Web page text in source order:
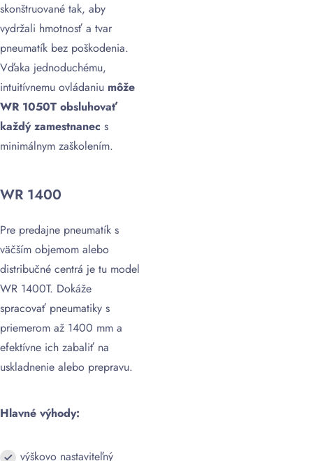
skonštruované tak, aby
vydržali hmotnosť a tvar
pneumatík bez poškodenia.
Vďaka jednoduchému,
intuitívnemu ovládaniu môže
WR 1050T obsluhovať
každý zamestnanec s
minimálnym zaškolením.
WR 1400
Pre predajne pneumatík s
väčším objemom alebo
distribučné centrá je tu model
WR 1400T. Dokáže
spracovať pneumatiky s
priemerom až 1400 mm a
efektívne ich zabaliť na
uskladnenie alebo prepravu.
Hlavné výhody:
výškovo nastaviteľný